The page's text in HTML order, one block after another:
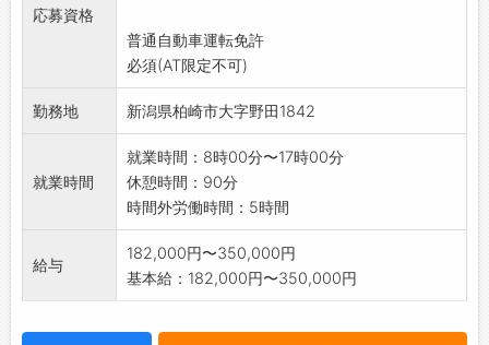
す。
※【応募前職場見学可能】(事前連絡必要)
変更範囲:変更なし
応募資格
普通自動車運転免許
必須(AT限定不可)
勤務地 新潟県柏崎市大字野田1842
就業時間
就業時間：8時00分〜17時00分
休憩時間：90分
時間外労働時間：5時間
給与
182,000円〜350,000円
基本給：182,000円〜350,000円